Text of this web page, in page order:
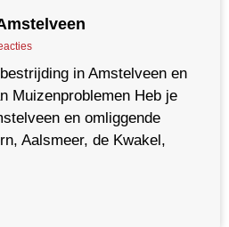
in Amstelveen en
Muizenproblemen Heb je
en omliggende
Aalsmeer, de Kwakel,